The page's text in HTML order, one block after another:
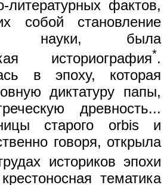
литературных фактов,
собой становление
науки, была
историография*.
в эпоху, которая
диктатуру папы,
древность...
старого orbis и
говоря, открыла
историков эпохи
тематика